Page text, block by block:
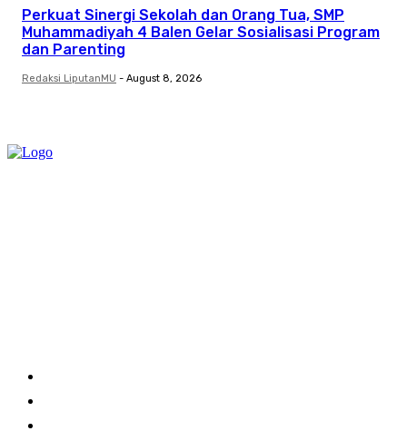
Perkuat Sinergi Sekolah dan Orang Tua, SMP
Muhammadiyah 4 Balen Gelar Sosialisasi Program
dan Parenting
Redaksi LiputanMU - August 8, 2026